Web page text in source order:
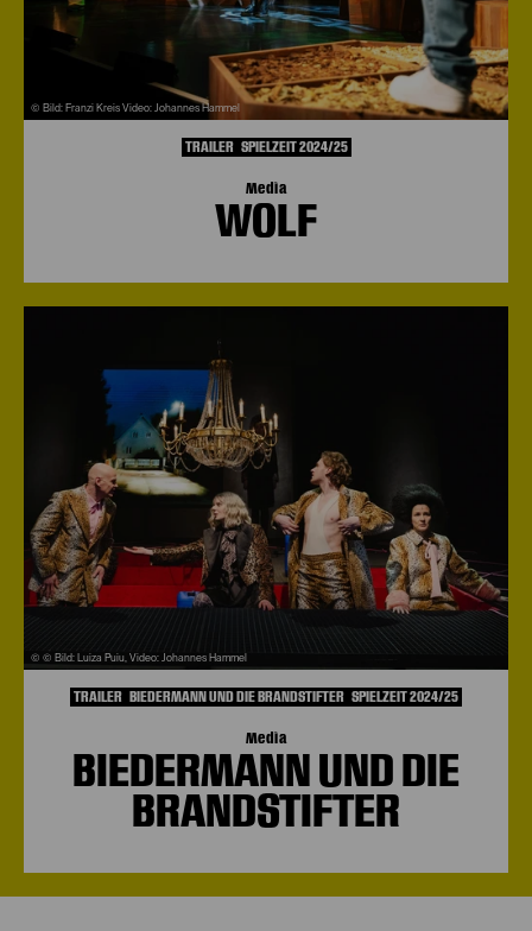
© Bild: Franzi Kreis Video: Johannes Hammel
Media
WOLF
TRAILER SPIELZEIT 2024/25
© © Bild: Luiza Puiu, Video: Johannes Hammel
Media
BIEDERMANN UND DIE
BRANDSTIFTER
TRAILER BIEDERMANN UND DIE BRANDSTIFTER SPIELZEIT 2024/25